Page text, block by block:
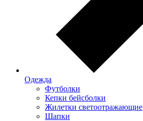
Одежда
Футболки
Кепки бейсболки
Жилетки светоотражающие
Шапки